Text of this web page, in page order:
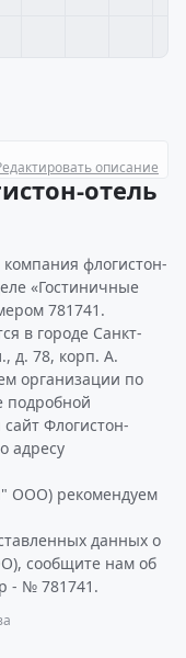
описание
отель
флогистон-
«Гостиничные
781741.
в городе Санкт-
д. 78, корп. А.
организации по
подробной
Флогистон-
адресу
ООО) рекомендуем
данных о
сообщите нам об
- № 781741.